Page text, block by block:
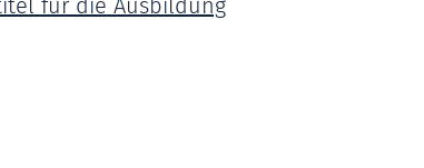
für die Ausbildung